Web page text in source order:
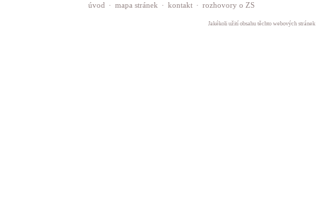
úvod · mapa stránek · kontakt · rozhovory o ZS
Jakékoli užití obsahu těchto webových